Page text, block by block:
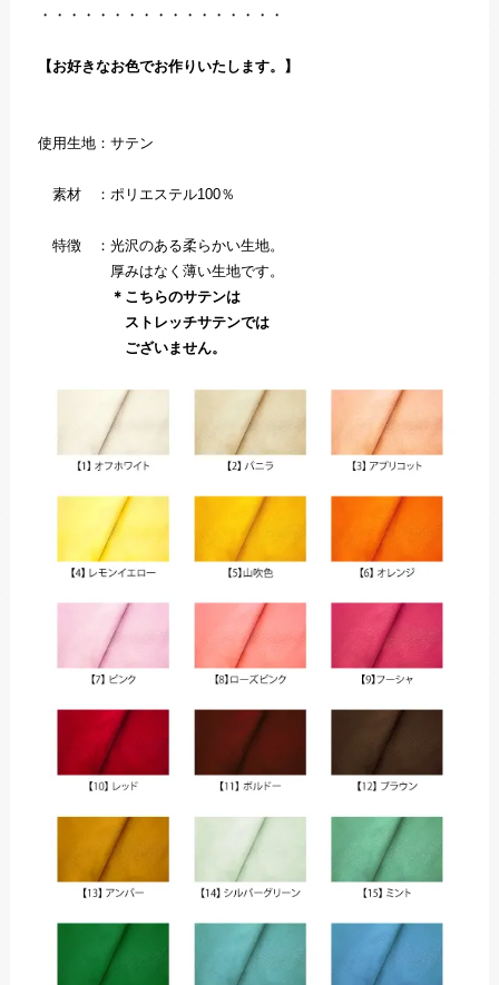
・・・・・・・・・・・・・・・・・
【お好きなお色でお作りいたします。】
使用生地：サテン
素材 ：ポリエステル100％
特徴 ：光沢のある柔らかい生地。
厚みはなく薄い生地です。
＊こちらのサテンは
ストレッチサテンでは
ございません。